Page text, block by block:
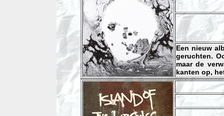
Een nieuw
geruchten.
maar de
kanten op,